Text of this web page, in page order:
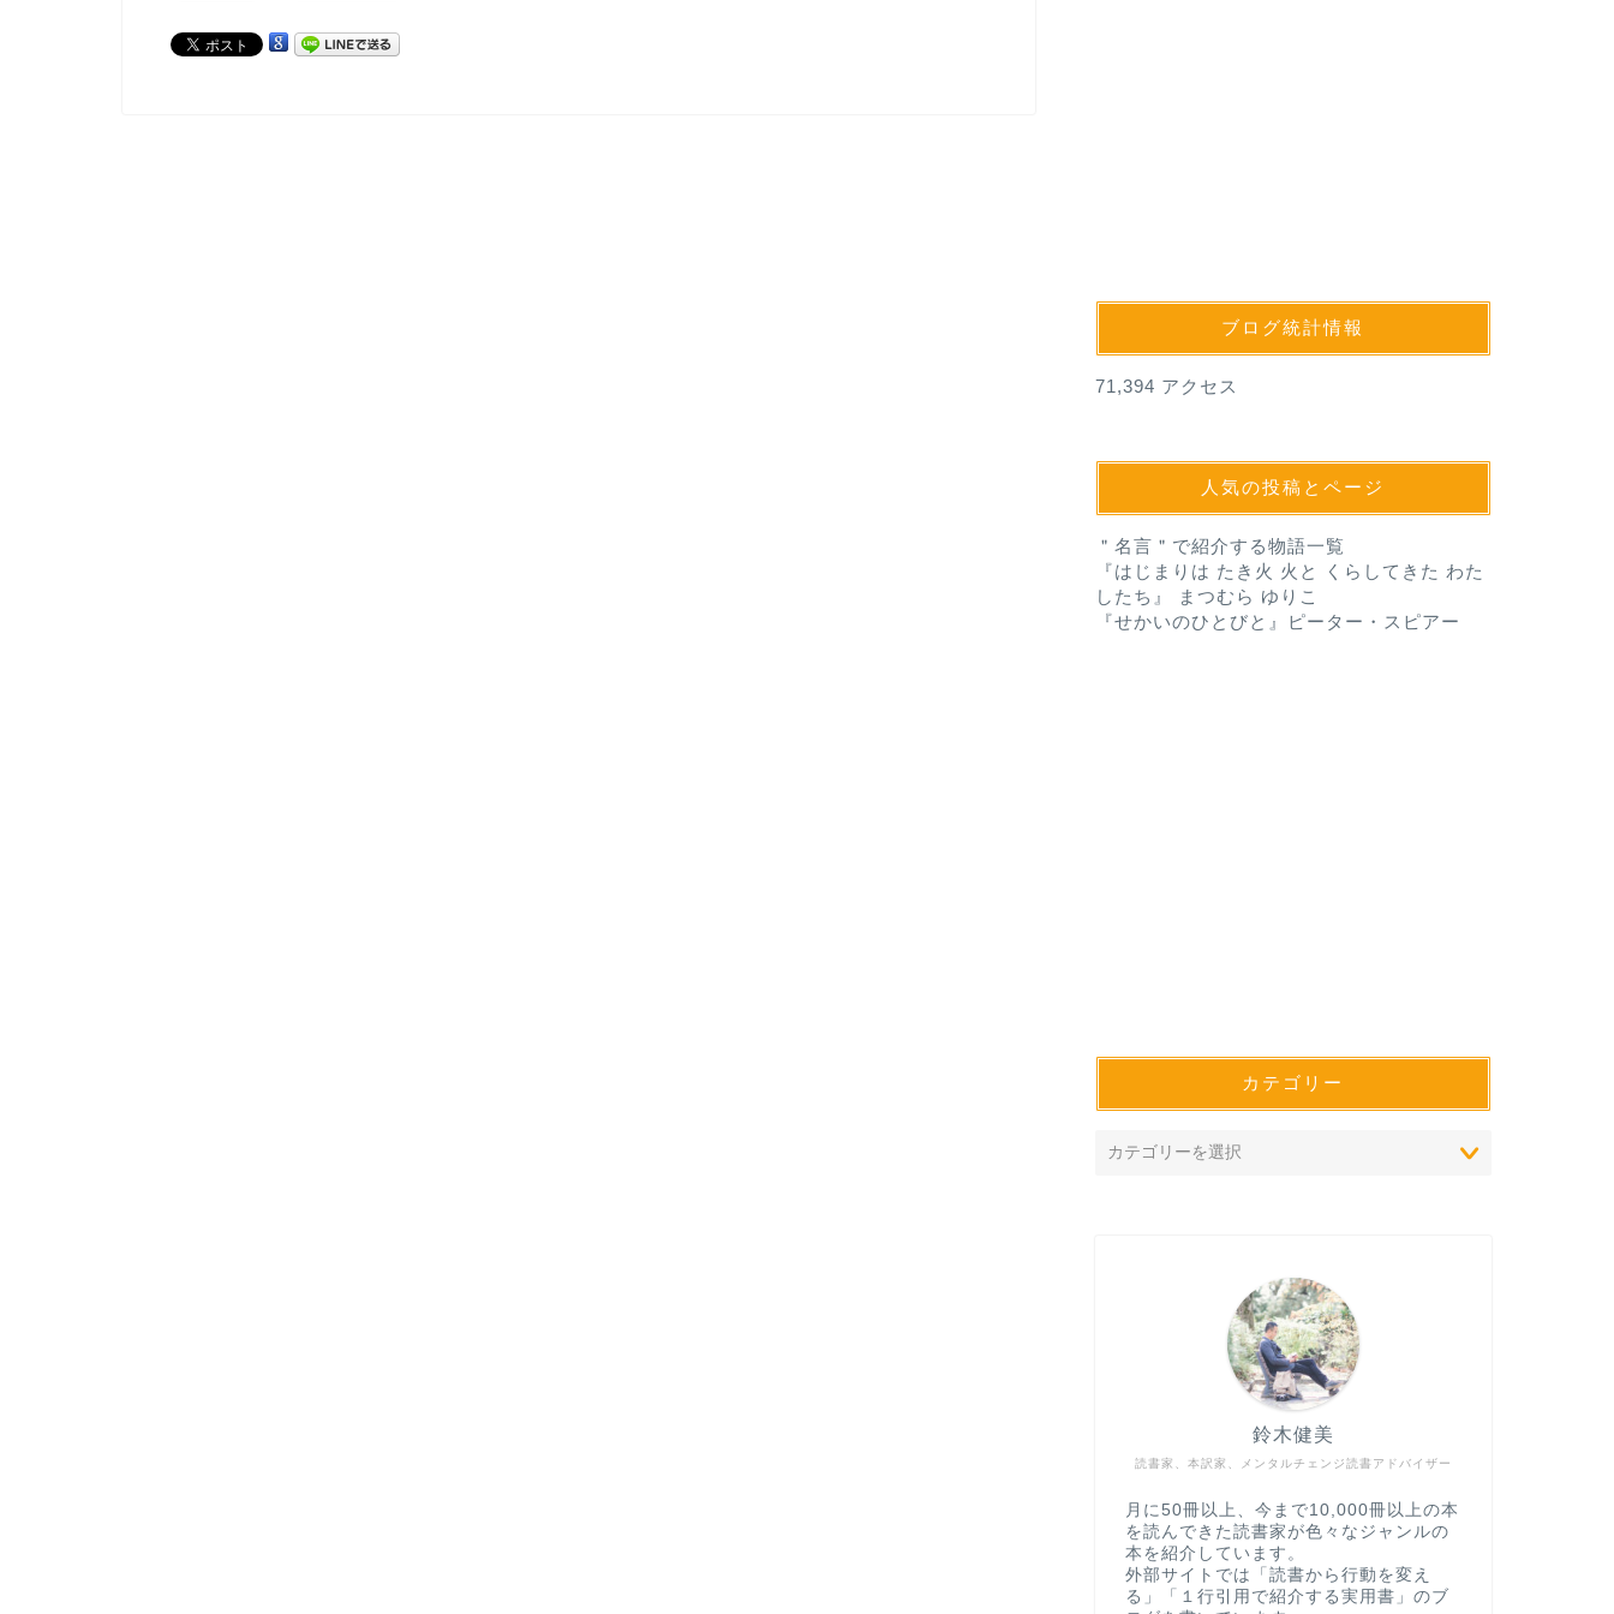
ブログ統計情報
71,394 アクセス
人気の投稿とページ
＂名言＂で紹介する物語一覧
『はじまりは たき火 火と くらしてきた わた
したち』 まつむら ゆりこ
『せかいのひとびと』ピーター・スピアー
カテゴリー
読書家、本訳家、メンタルチェンジ読書アドバイザー
鈴木健美
月に50冊以上、今まで10,000冊以上の本
を読んできた読書家が色々なジャンルの
本を紹介しています。
外部サイトでは「読書から行動を変え
る」「１行引用で紹介する実用書」のブ